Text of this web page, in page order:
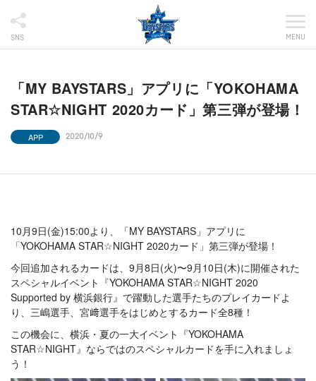
SNS MENU
「MY BAYSTARS」アプリに「YOKOHAMA
STAR☆NIGHT 2020カード」第三弾が登場！
APP 2020/10/9
10月9日(金)15:00より、「MY BAYSTARS」アプリに
「YOKOHAMA STAR☆NIGHT 2020カード」第三弾が登場！
今回追加されるカードは、9月8日(火)〜9月10日(木)に開催された
スペシャルイベント『YOKOHAMA STAR☆NIGHT 2020
Supported by 横浜銀行』で躍動した選手たちのプレイカードよ
り、三嶋選手、宮﨑選手をはじめとするカード全8種！
この機会に、横浜・夏の一大イベント『YOKOHAMA
STAR☆NIGHT』ならではのスペシャルカードを手に入れましょ
う！